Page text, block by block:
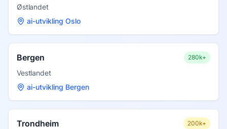
Østlandet
ai-utvikling Oslo
Bergen 280k+
Vestlandet
ai-utvikling Bergen
Trondheim 200k+